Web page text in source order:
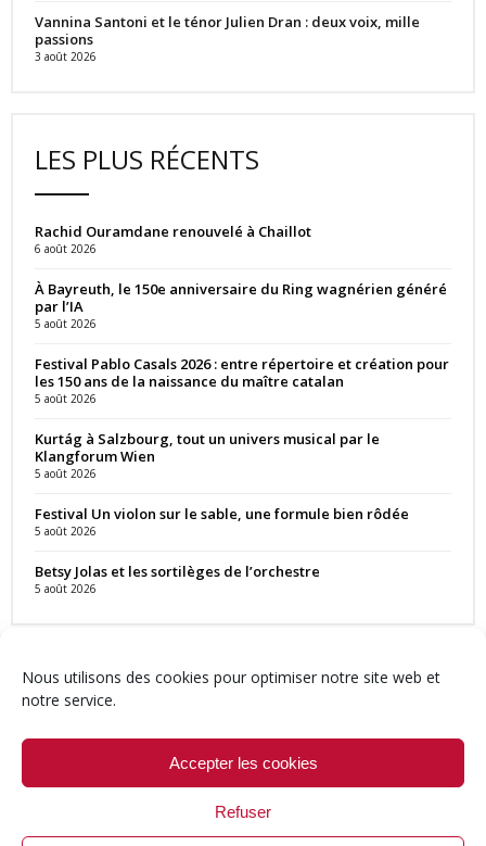
Nous utilisons des cookies pour optimiser notre site web et
notre service.
Accepter les cookies
Refuser
Vannina Santoni et le ténor Julien Dran : deux voix, mille
passions
3 août 2026
LES PLUS RÉCENTS
Rachid Ouramdane renouvelé à Chaillot
6 août 2026
À Bayreuth, le 150e anniversaire du Ring wagnérien généré
par l’IA
5 août 2026
Festival Pablo Casals 2026 : entre répertoire et création pour
les 150 ans de la naissance du maître catalan
5 août 2026
Kurtág à Salzbourg, tout un univers musical par le
Klangforum Wien
5 août 2026
Festival Un violon sur le sable, une formule bien rôdée
5 août 2026
Betsy Jolas et les sortilèges de l’orchestre
5 août 2026